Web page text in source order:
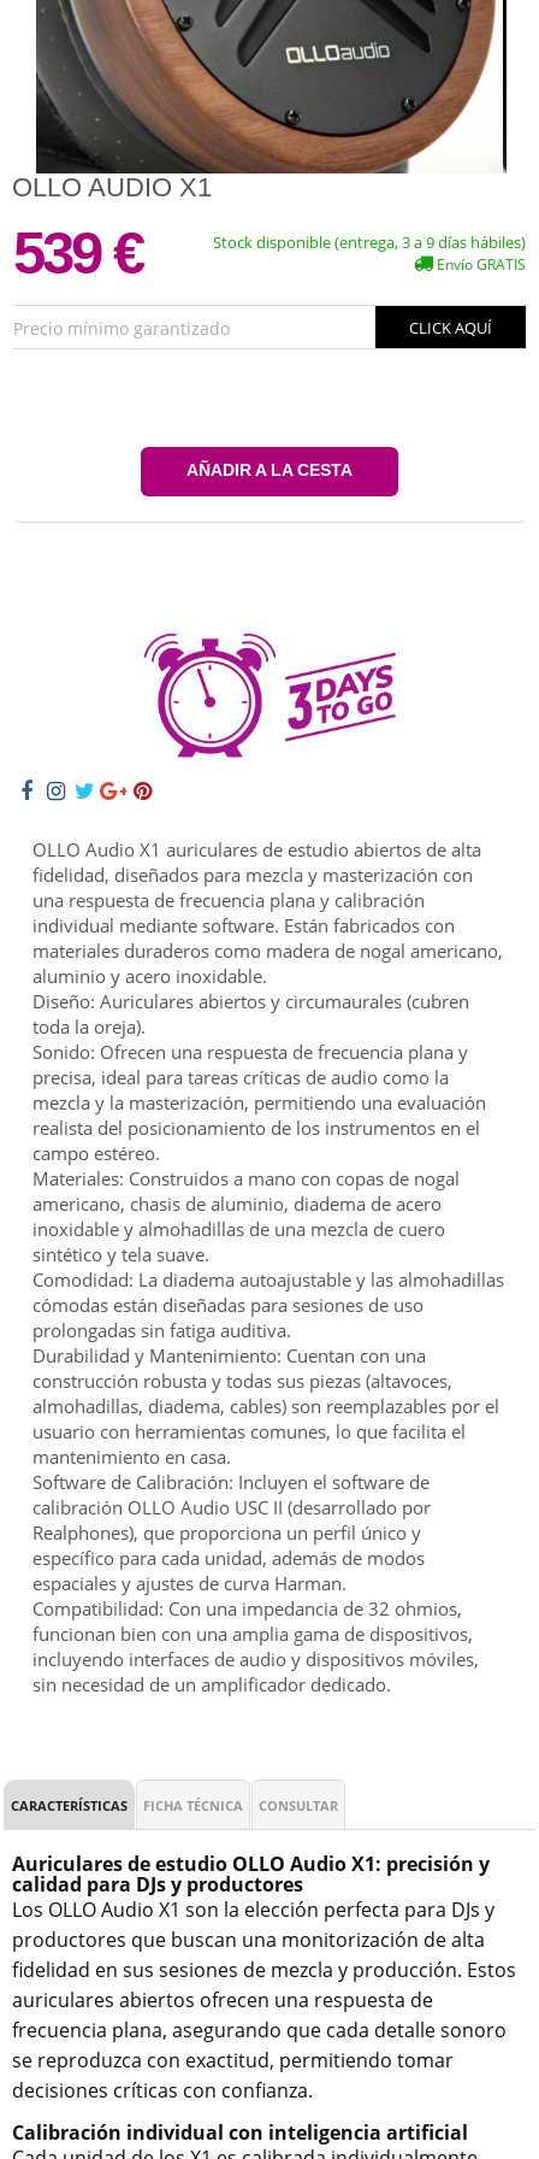
OLLO AUDIO X1
539 € Stock disponible (entrega, 3 a 9 días hábiles)
Envío GRATIS
Precio mínimo garantizado CLICK AQUÍ
AÑADIR A LA CESTA
OLLO Audio X1 auriculares de estudio abiertos de alta
fidelidad, diseñados para mezcla y masterización con
una respuesta de frecuencia plana y calibración
individual mediante software. Están fabricados con
materiales duraderos como madera de nogal americano,
aluminio y acero inoxidable.
Diseño: Auriculares abiertos y circumaurales (cubren
toda la oreja).
Sonido: Ofrecen una respuesta de frecuencia plana y
precisa, ideal para tareas críticas de audio como la
mezcla y la masterización, permitiendo una evaluación
realista del posicionamiento de los instrumentos en el
campo estéreo.
Materiales: Construidos a mano con copas de nogal
americano, chasis de aluminio, diadema de acero
inoxidable y almohadillas de una mezcla de cuero
sintético y tela suave.
Comodidad: La diadema autoajustable y las almohadillas
cómodas están diseñadas para sesiones de uso
prolongadas sin fatiga auditiva.
Durabilidad y Mantenimiento: Cuentan con una
construcción robusta y todas sus piezas (altavoces,
almohadillas, diadema, cables) son reemplazables por el
usuario con herramientas comunes, lo que facilita el
mantenimiento en casa.
Software de Calibración: Incluyen el software de
calibración OLLO Audio USC II (desarrollado por
Realphones), que proporciona un perfil único y
específico para cada unidad, además de modos
espaciales y ajustes de curva Harman.
Compatibilidad: Con una impedancia de 32 ohmios,
funcionan bien con una amplia gama de dispositivos,
incluyendo interfaces de audio y dispositivos móviles,
sin necesidad de un amplificador dedicado.
CARACTERÍSTICAS FICHA TÉCNICA CONSULTAR
Auriculares de estudio OLLO Audio X1: precisión y
calidad para DJs y productores
Los OLLO Audio X1 son la elección perfecta para DJs y
productores que buscan una monitorización de alta
fidelidad en sus sesiones de mezcla y producción. Estos
auriculares abiertos ofrecen una respuesta de
frecuencia plana, asegurando que cada detalle sonoro
se reproduzca con exactitud, permitiendo tomar
decisiones críticas con confianza.
Calibración individual con inteligencia artificial